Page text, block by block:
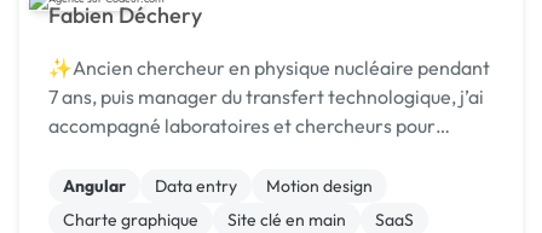
Fabien Déchery
✨Ancien chercheur en physique nucléaire pendant
7 ans, puis manager du transfert technologique, j’ai
accompagné laboratoires et chercheurs pour
puis st
Angular Data entry
Motion design
Charte graphique
Site clé en main
SaaS